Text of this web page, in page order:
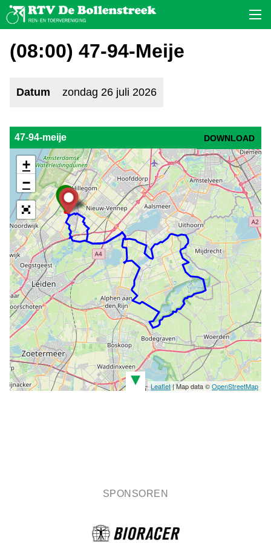
(08:00) 47-94-Meije
Datum zondag 26 juli 2026
47-94-meije
+
−
Leaflet| Map data ©OpenStreetMap
DOWNLOAD
▾
SPONSOREN